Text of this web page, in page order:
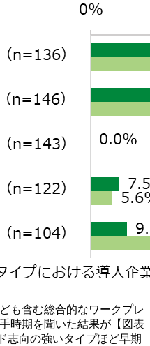
も含む総合的なワークプレ
時期を聞いた結果が【図表
志向の強いタイプほど早期